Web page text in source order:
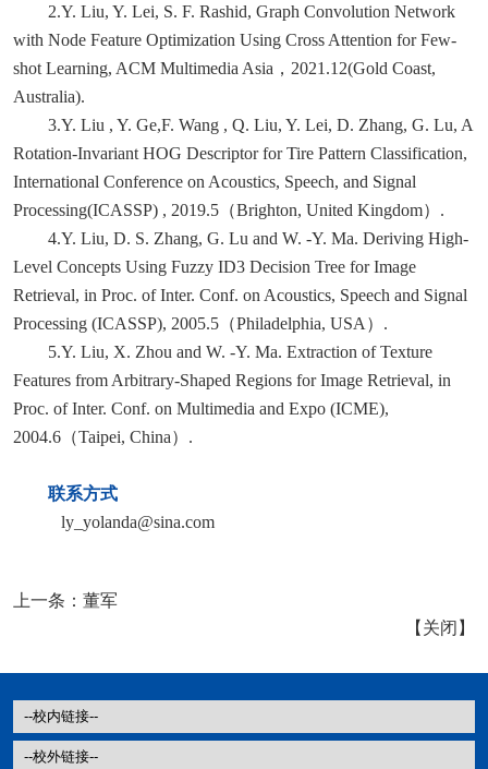
2.Y. Liu, Y. Lei, S. F. Rashid, Graph Convolution Network
with Node Feature Optimization Using Cross Attention for Few-
shot Learning, ACM Multimedia Asia，2021.12(Gold Coast,
Australia).
3.Y. Liu , Y. Ge,F. Wang , Q. Liu, Y. Lei, D. Zhang, G. Lu, A
Rotation-Invariant HOG Descriptor for Tire Pattern Classification,
International Conference on Acoustics, Speech, and Signal
Processing(ICASSP) , 2019.5（Brighton, United Kingdom）.
4.Y. Liu, D. S. Zhang, G. Lu and W. -Y. Ma. Deriving High-
Level Concepts Using Fuzzy ID3 Decision Tree for Image
Retrieval, in Proc. of Inter. Conf. on Acoustics, Speech and Signal
Processing (ICASSP), 2005.5（Philadelphia, USA）.
5.Y. Liu, X. Zhou and W. -Y. Ma. Extraction of Texture
Features from Arbitrary-Shaped Regions for Image Retrieval, in
Proc. of Inter. Conf. on Multimedia and Expo (ICME),
2004.6（Taipei, China）.
联系方式
ly_yolanda@sina.com
上一条： 董军
【 关闭 】